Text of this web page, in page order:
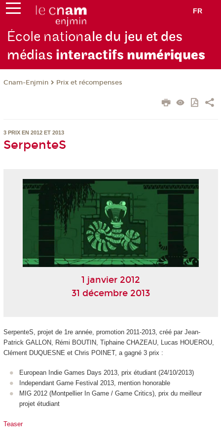
FR
École nationale du jeu et des
médias interactifs numériques
Cnam-Enjmin Prix et récompenses
3 PRIX EN 2012 ET 2013
SerpenteS
1 janvier 2012
31 décembre 2013
SerpenteS, projet de 1re année, promotion 2011-2013, créé par Jean-
Patrick GALLON, Rémi BOUTIN, Tiphaine CHAZEAU, Lucas HOUEROU,
Clément DUQUESNE et Chris POINET, a gagné 3 prix :
European Indie Games Days 2013, prix étudiant (24/10/2013)
Independant Game Festival 2013, mention honorable
MIG 2012 (Montpellier In Game / Game Critics), prix du meilleur
projet étudiant
Teaser